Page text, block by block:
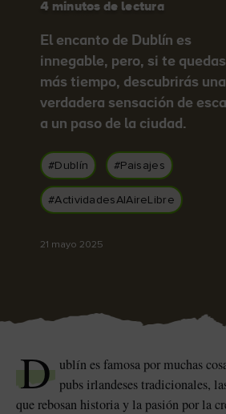
Me gusta
4 minutos de lectura
El encanto de Dublín es
innegable, pero, si te quedas
más tiempo, descubrirás una
verdadera sensación de
a un paso de la ciudad.
#Dublín #Paisajes
#ActividadesAlAireLibre
21 mayo 2025
D ublín es famosa por muchas
pubs irlandeses tradicionales,
que rebosan historia y la pasión por la